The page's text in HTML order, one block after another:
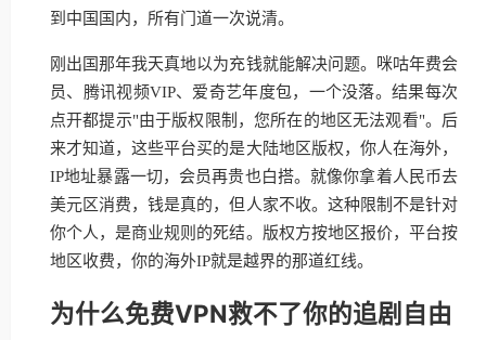
到中国国内，所有门道一次说清。
刚出国那年我天真地以为充钱就能解决问题。咪咕年费会
员、腾讯视频VIP、爱奇艺年度包，一个没落。结果每次
点开都提示"由于版权限制，您所在的地区无法观看"。后
来才知道，这些平台买的是大陆地区版权，你人在海外，
IP地址暴露一切，会员再贵也白搭。就像你拿着人民币去
美元区消费，钱是真的，但人家不收。这种限制不是针对
你个人，是商业规则的死结。版权方按地区报价，平台按
地区收费，你的海外IP就是越界的那道红线。
为什么免费VPN救不了你的追剧自由